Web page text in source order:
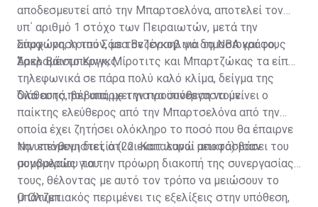
αποδεσμευτεί από την Μπαρτσελόνα, αποτελεί τον
υπ΄ αριθμό 1 στόχο των Πειραιωτών, μετά την
αποχώρηση του Σάσα Βεζένκοβ για το ΝΒΑ και τους
Σακραμέντο Κινγκς.
Σύμφωνα, λοιπόν, με τον Ισραηλινό δημοσιογράφο,
Άρελ Βάισμπεργκ, Μίροτιτς και Μπαρτζώκας τα είπαν
τηλεφωνικά σε πάρα πολύ καλό κλίμα, δείγμα της
διάθεσης που υπάρχει για να συνεργαστούν.
Όλα αυτά, βέβαια, με την προϋπόθεση να μείνει ο
παίκτης ελεύθερος από την Μπαρτσελόνα από την
οποία έχει ζητήσει ολόκληρο το ποσό που θα έπαιρνε
την επόμενη διετία (22 εκατ. ευρώ μεικτά) βάσει του
συμβολαίου του.
Να υπενθυμιστεί, ότι οι Καταλανοί αποφάσισαν
μονομερώς για την πρόωρη διακοπή της συνεργασίας
τους, θέλοντας με αυτό τον τρόπο να μειώσουν το
μπάτζετ.
Ο Ολυμπιακός περιμένει τις εξελίξεις στην υπόθεση,